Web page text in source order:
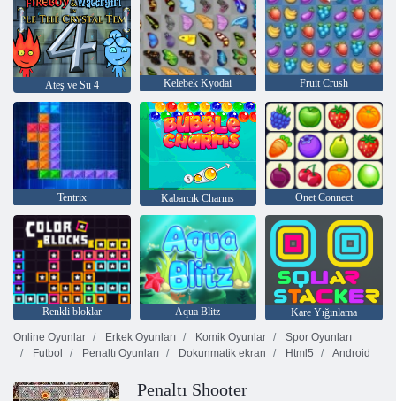
Ateş ve Su 4 Kelebek Kyodai Fruit Crush
Tentrix Kabarcık Charms Onet Connect
Renkli bloklar Aqua Blitz
Kare Yığınlama
Online Oyunlar
Erkek Oyunları Komik Oyunlar
Spor Oyunları
Futbol
Penaltı Oyunları Dokunmatik ekran Html5 Android
Penaltı Shooter